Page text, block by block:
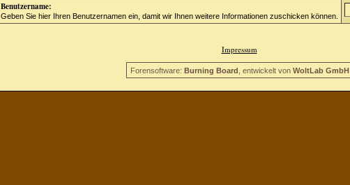
Benutzername:
Geben Sie hier Ihren Benutzernamen ein, damit wir Ihnen weitere Informationen zuschicken können.
Impressum
Forensoftware: Burning Board , entwickelt von WoltLab GmbH